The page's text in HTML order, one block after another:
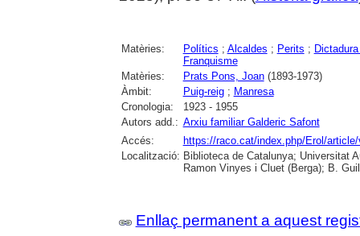
Matèries: Polítics ; Alcaldes ; Perits ;
Franquisme
Matèries:
Prats Pons, Joan(1893-1973)
Àmbit:
Puig-reig; Manresa
Cronologia:
1923 - 1955
Autors add.: Arxiu familiar Galderic Safont
Accés:
https://raco.cat/index.php/Erol/
Localització: Biblioteca de Catalunya; Universitat
Ramon Vinyes i Cluet (Berga); B.
Enllaç permanent a aquest